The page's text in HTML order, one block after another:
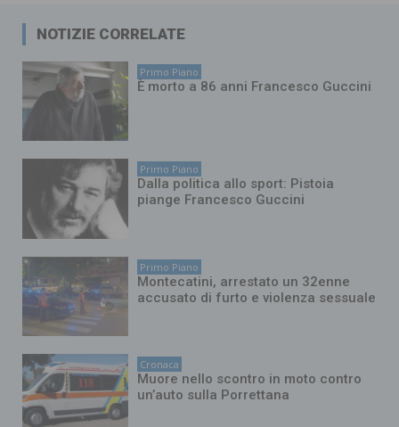
NOTIZIE CORRELATE
Primo Piano
È morto a 86 anni Francesco Guccini
Primo Piano
Dalla politica allo sport: Pistoia
piange Francesco Guccini
Primo Piano
Montecatini, arrestato un 32enne
accusato di furto e violenza sessuale
Cronaca
Muore nello scontro in moto contro
un’auto sulla Porrettana